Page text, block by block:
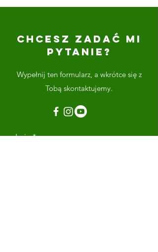
CHCESZ ZADAĆ MI
PYTANIE?
Wypełnij ten formularz, a wkrótce się z
Tobą skontaktujemy.
Imię